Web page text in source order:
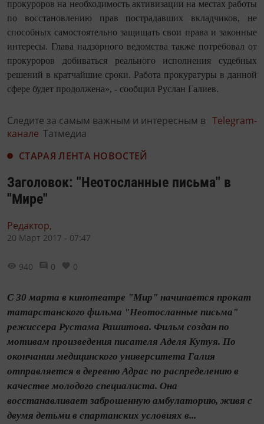
прокуроров на необходимость активизации на местах работы
по восстановлению прав пострадавших вкладчиков, не
способных самостоятельно защищать свои права и законные
интересы. Глава надзорного ведомства также потребовал от
прокуроров добиваться реального исполнения судебных
решений в кратчайшие сроки. Работа прокуратуры в данной
сфере будет продолжена», - сообщил Руслан Галиев.
Следите за самым важным и интересным в Telegram-
канале Татмедиа
СТАРАЯ ЛЕНТА НОВОСТЕЙ
Заголовок: "Неотосланные письма" в
"Мире"
Редактор,
20 Март 2017 - 07:47
940 0 0
С 30 марта в кинотеатре "Мир" начинается прокат
татарстанского фильма "Неотосланные письма"
режиссера Рустама Рашитова. Фильм создан по
мотивам произведения писателя Аделя Кутуя. По
окончании медицинского университета Галия
отправляется в деревню Адрас по распределению в
качестве молодого специалиста. Она
восстанавливает заброшенную амбулаторию, живя с
двумя детьми в спартанских условиях в...